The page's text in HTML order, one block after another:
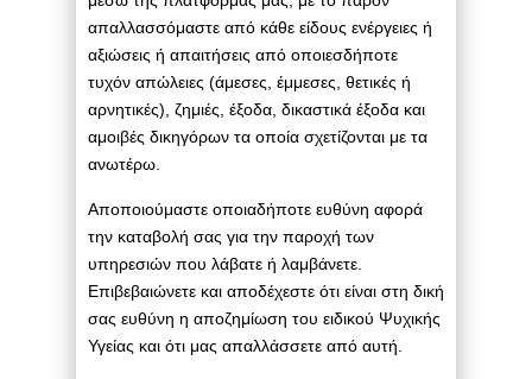
απαλλασσόμαστε από κάθε είδους ενέργειες ή
αξιώσεις ή απαιτήσεις από οποιεσδήποτε
τυχόν απώλειες (άμεσες, έμμεσες, θετικές ή
αρνητικές), ζημιές, έξοδα, δικαστικά έξοδα και
αμοιβές δικηγόρων τα οποία σχετίζονται με τα
ανωτέρω.
Αποποιούμαστε οποιαδήποτε ευθύνη αφορά
την καταβολή σας για την παροχή των
υπηρεσιών που λάβατε ή λαμβάνετε.
Επιβεβαιώνετε και αποδέχεστε ότι είναι στη δική
σας ευθύνη η αποζημίωση του ειδικού Ψυχικής
Υγείας και ότι μας απαλλάσσετε από αυτή.